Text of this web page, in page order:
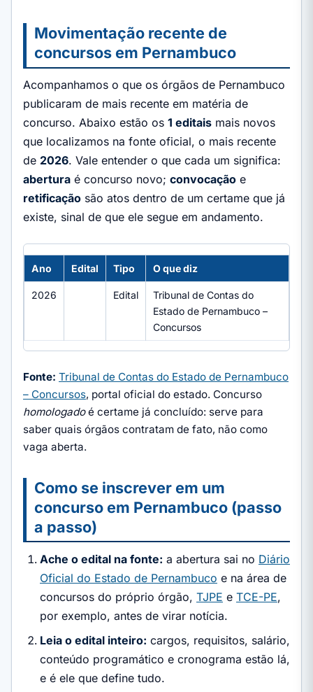
Movimentação recente de
concursos em Pernambuco
Acompanhamos o que os órgãos de Pernambuco
publicaram de mais recente em matéria de
concurso. Abaixo estão os 1 editais mais novos
que localizamos na fonte oficial, o mais recente
de 2026. Vale entender o que cada um significa:
abertura é concurso novo; convocação e
retificação são atos dentro de um certame que já
existe, sinal de que ele segue em andamento.
Ano Edital Tipo O que diz
2026 Edital
Tribunal de Contas do
Estado de Pernambuco –
Concursos
Fonte: Tribunal de Contas do Estado de Pernambuco
– Concursos, portal oficial do estado. Concurso
homologadoé certame já concluído: serve para
saber quais órgãos contratam de fato, não como
vaga aberta.
Como se inscrever em um
concurso em Pernambuco (passo
a passo)
Ache o edital na fonte: a abertura sai no Diário
Oficial do Estado de Pernambuco e na área de
concursos do próprio órgão, TJPE e TCE-PE,
por exemplo, antes de virar notícia.
Leia o edital inteiro: cargos, requisitos, salário,
conteúdo programático e cronograma estão lá,
e é ele que define tudo.